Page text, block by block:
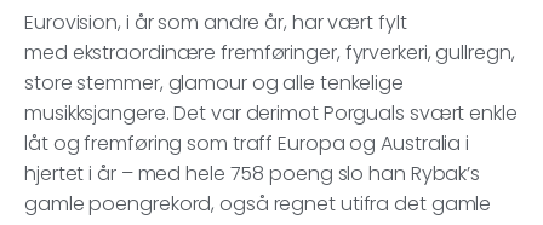
Eurovision, i år som andre år, har vært fylt
med ekstraordinære fremføringer, fyrverkeri, gullregn,
store stemmer, glamour og alle tenkelige
musikksjangere. Det var derimot Porguals svært enkle
låt og fremføring som traff Europa og Australia i
hjertet i år – med hele 758 poeng slo han Rybak’s
gamle poengrekord, også regnet utifra det gamle